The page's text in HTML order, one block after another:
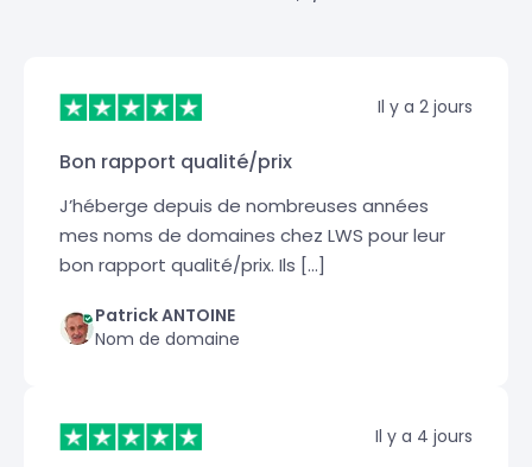
Il y a 2 jours
Bon rapport qualité/prix
J’héberge depuis de nombreuses années
mes noms de domaines chez LWS pour leur
bon rapport qualité/prix. Ils […]
Patrick ANTOINE
Nom de domaine
Il y a 4 jours